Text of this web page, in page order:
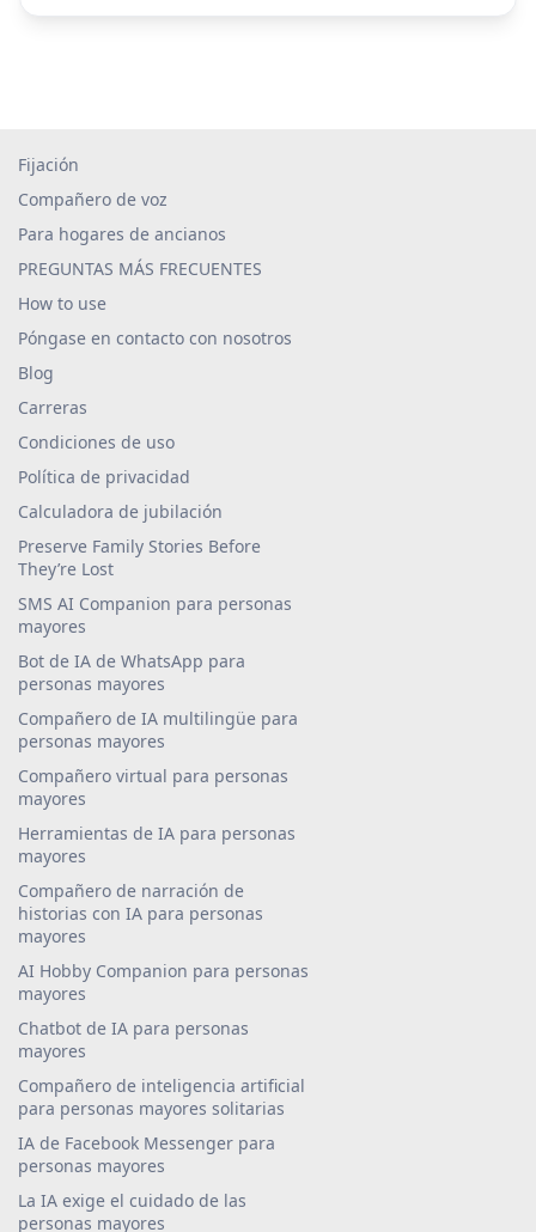
Fijación
Compañero de voz
Para hogares de ancianos
PREGUNTAS MÁS FRECUENTES
How to use
Póngase en contacto con nosotros
Blog
Carreras
Condiciones de uso
Política de privacidad
Calculadora de jubilación
Preserve Family Stories Before
They’re Lost
SMS AI Companion para personas
mayores
Bot de IA de WhatsApp para
personas mayores
Compañero de IA multilingüe para
personas mayores
Compañero virtual para personas
mayores
Herramientas de IA para personas
mayores
Compañero de narración de
historias con IA para personas
mayores
AI Hobby Companion para personas
mayores
Chatbot de IA para personas
mayores
Compañero de inteligencia artificial
para personas mayores solitarias
IA de Facebook Messenger para
personas mayores
La IA exige el cuidado de las
personas mayores